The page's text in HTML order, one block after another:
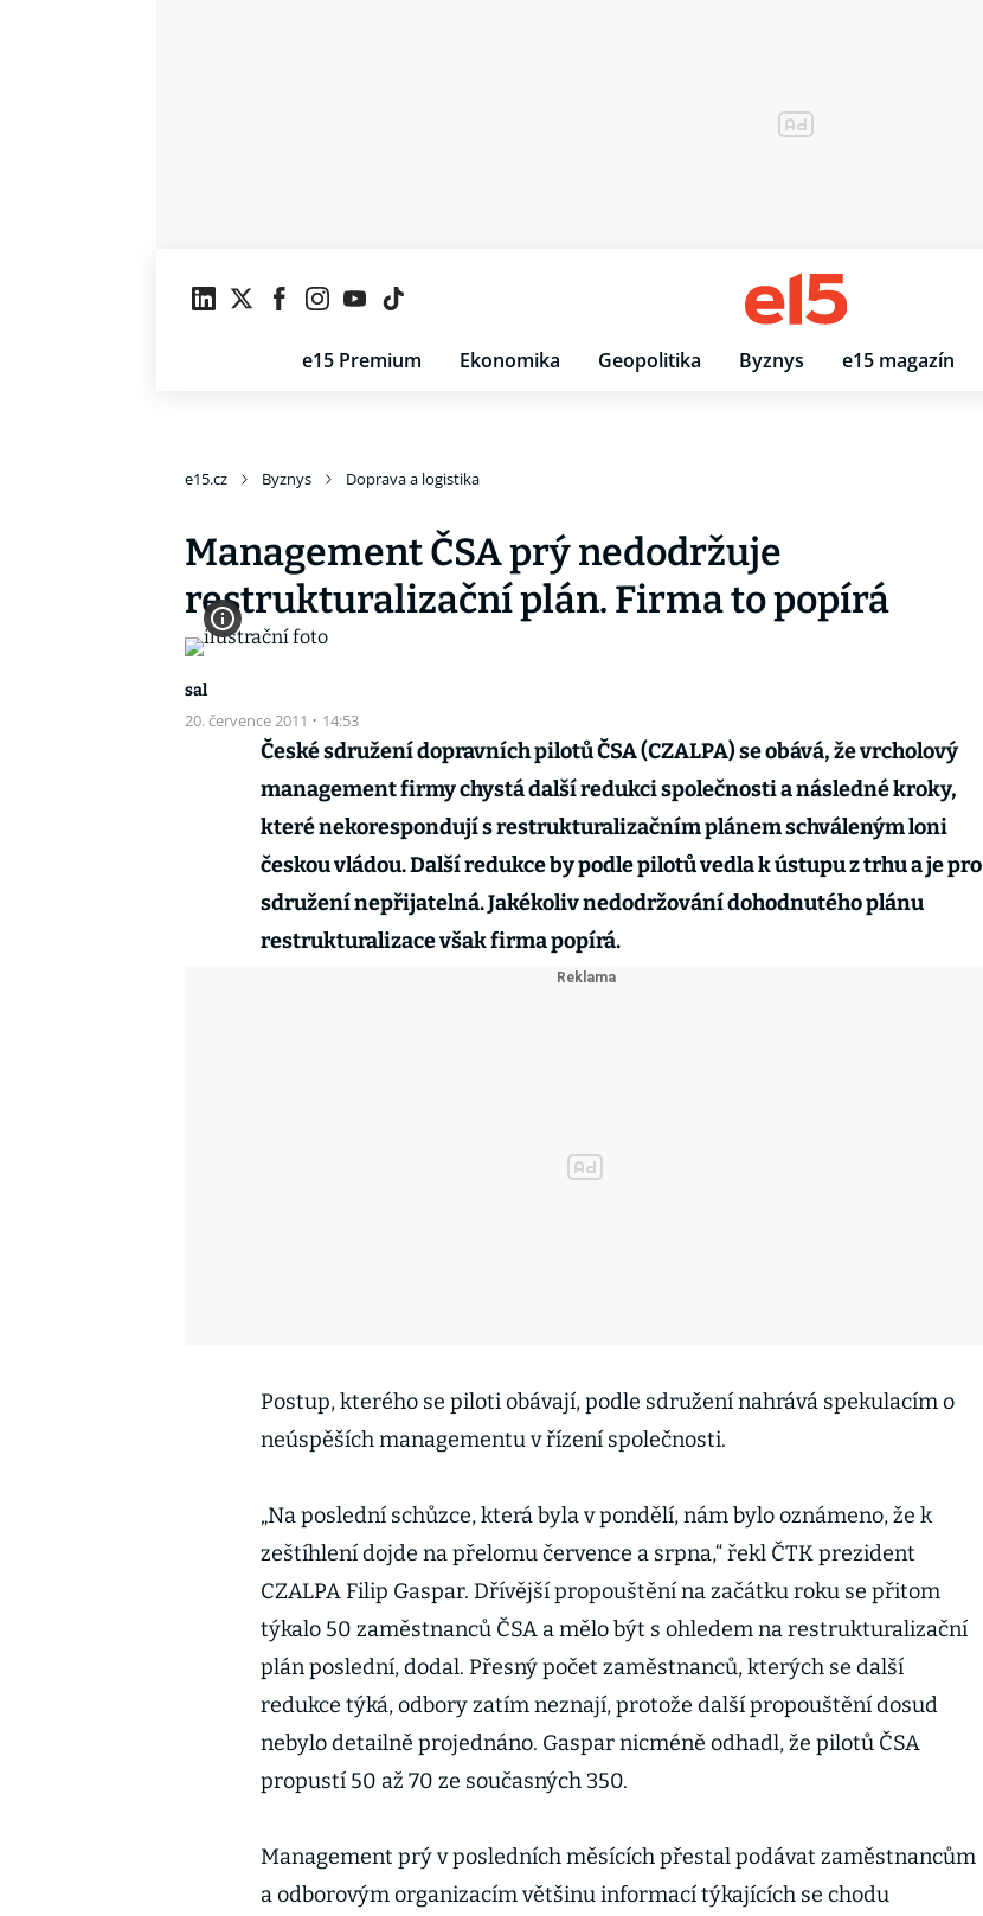
e15 Premium Ekonomika Geopolitika Byznys e15 magazín
e15.cz Byznys Doprava a logistika
Management ČSA prý nedodržuje
restrukturalizační plán. Firma to popírá
sal
20. července 2011 · 14:53
České sdružení dopravních pilotů ČSA (CZALPA) se obává, že vrcholový
management firmy chystá další redukci společnosti a následné kroky,
které nekorespondují s restrukturalizačním plánem schváleným loni
českou vládou. Další redukce by podle pilotů vedla k ústupu z trhu a je pro
sdružení nepřijatelná. Jakékoliv nedodržování dohodnutého plánu
restrukturalizace však firma popírá.
Postup, kterého se piloti obávají, podle sdružení nahrává spekulacím o
neúspěších managementu v řízení společnosti.
„Na poslední schůzce, která byla v pondělí, nám bylo oznámeno, že k
zeštíhlení dojde na přelomu července a srpna,“ řekl ČTK prezident
CZALPA Filip Gaspar. Dřívější propouštění na začátku roku se přitom
týkalo 50 zaměstnanců ČSA a mělo být s ohledem na restrukturalizační
plán poslední, dodal. Přesný počet zaměstnanců, kterých se další
redukce týká, odbory zatím neznají, protože další propouštění dosud
nebylo detailně projednáno. Gaspar nicméně odhadl, že pilotů ČSA
propustí 50 až 70 ze současných 350.
Management prý v posledních měsících přestal podávat zaměstnancům
a odborovým organizacím většinu informací týkajících se chodu